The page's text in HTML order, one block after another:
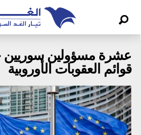
عشرة مسؤولين سوريين
قوائم العقوبات الأوروبية